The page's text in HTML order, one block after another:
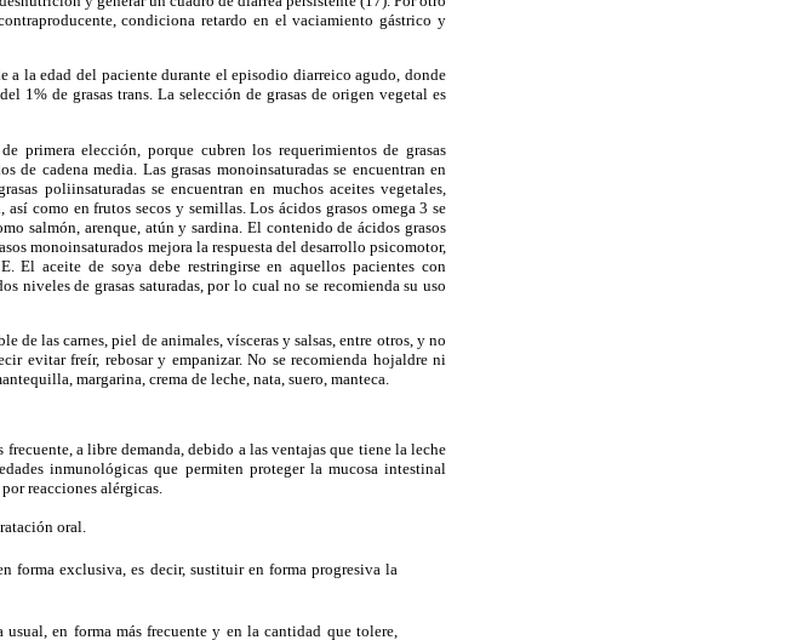
condiciona retardo en el vaciamiento gástrico y
la edad del paciente durante el episodio diarreico agudo, donde
1% de grasas trans. La selección de grasas de origen vegetal es
primera elección, porque cubren los requerimientos de grasas
cadena media. Las grasas monoinsaturadas se encuentran en
poliinsaturadas se encuentran en muchos aceites vegetales,
como en frutos secos y semillas. Los ácidos grasos omega 3 se
salmón, arenque, atún y sardina. El contenido de ácidos grasos
monoinsaturados mejora la respuesta del desarrollo psicomotor,
aceite de soya debe restringirse en aquellos pacientes con
niveles de grasas saturadas, por lo cual no se recomienda su uso
de las carnes, piel de animales, vísceras y salsas, entre otros, y no
evitar freír, rebosar y empanizar. No se recomienda hojaldre ni
margarina, crema de leche, nata, suero, manteca.
a libre demanda, debido a las ventajas que tiene la leche
inmunológicas que permiten proteger la mucosa intestinal
reacciones alérgicas.
oral.
forma exclusiva, es decir, sustituir en forma progresiva la
en forma más frecuente y en la cantidad que tolere,